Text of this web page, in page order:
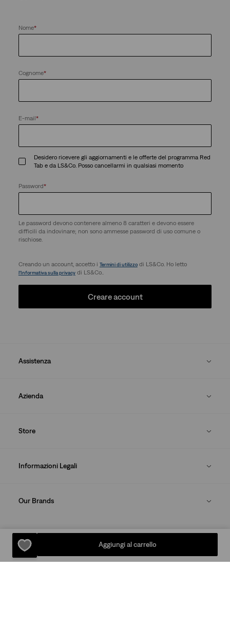
Aggiungi al carrello
Nome*
Cognome*
E-mail*
Desidero ricevere gli aggiornamenti e le offerte del programma Red
Tab e da LS&Co. Posso cancellarmi in qualsiasi momento
Password*
Le password devono contenere almeno 8 caratteri e devono essere
difficili da indovinare; non sono ammesse password di uso comune o
rischiose.
Creando un account, accetto i Termini di utilizzodi LS&Co. Ho letto
l’Informativa sulla privacydi LS&Co..
Creare account
Assistenza
Azienda
Store
Informazioni Legali
Our Brands
SCARICA LA LEVI'S® APP